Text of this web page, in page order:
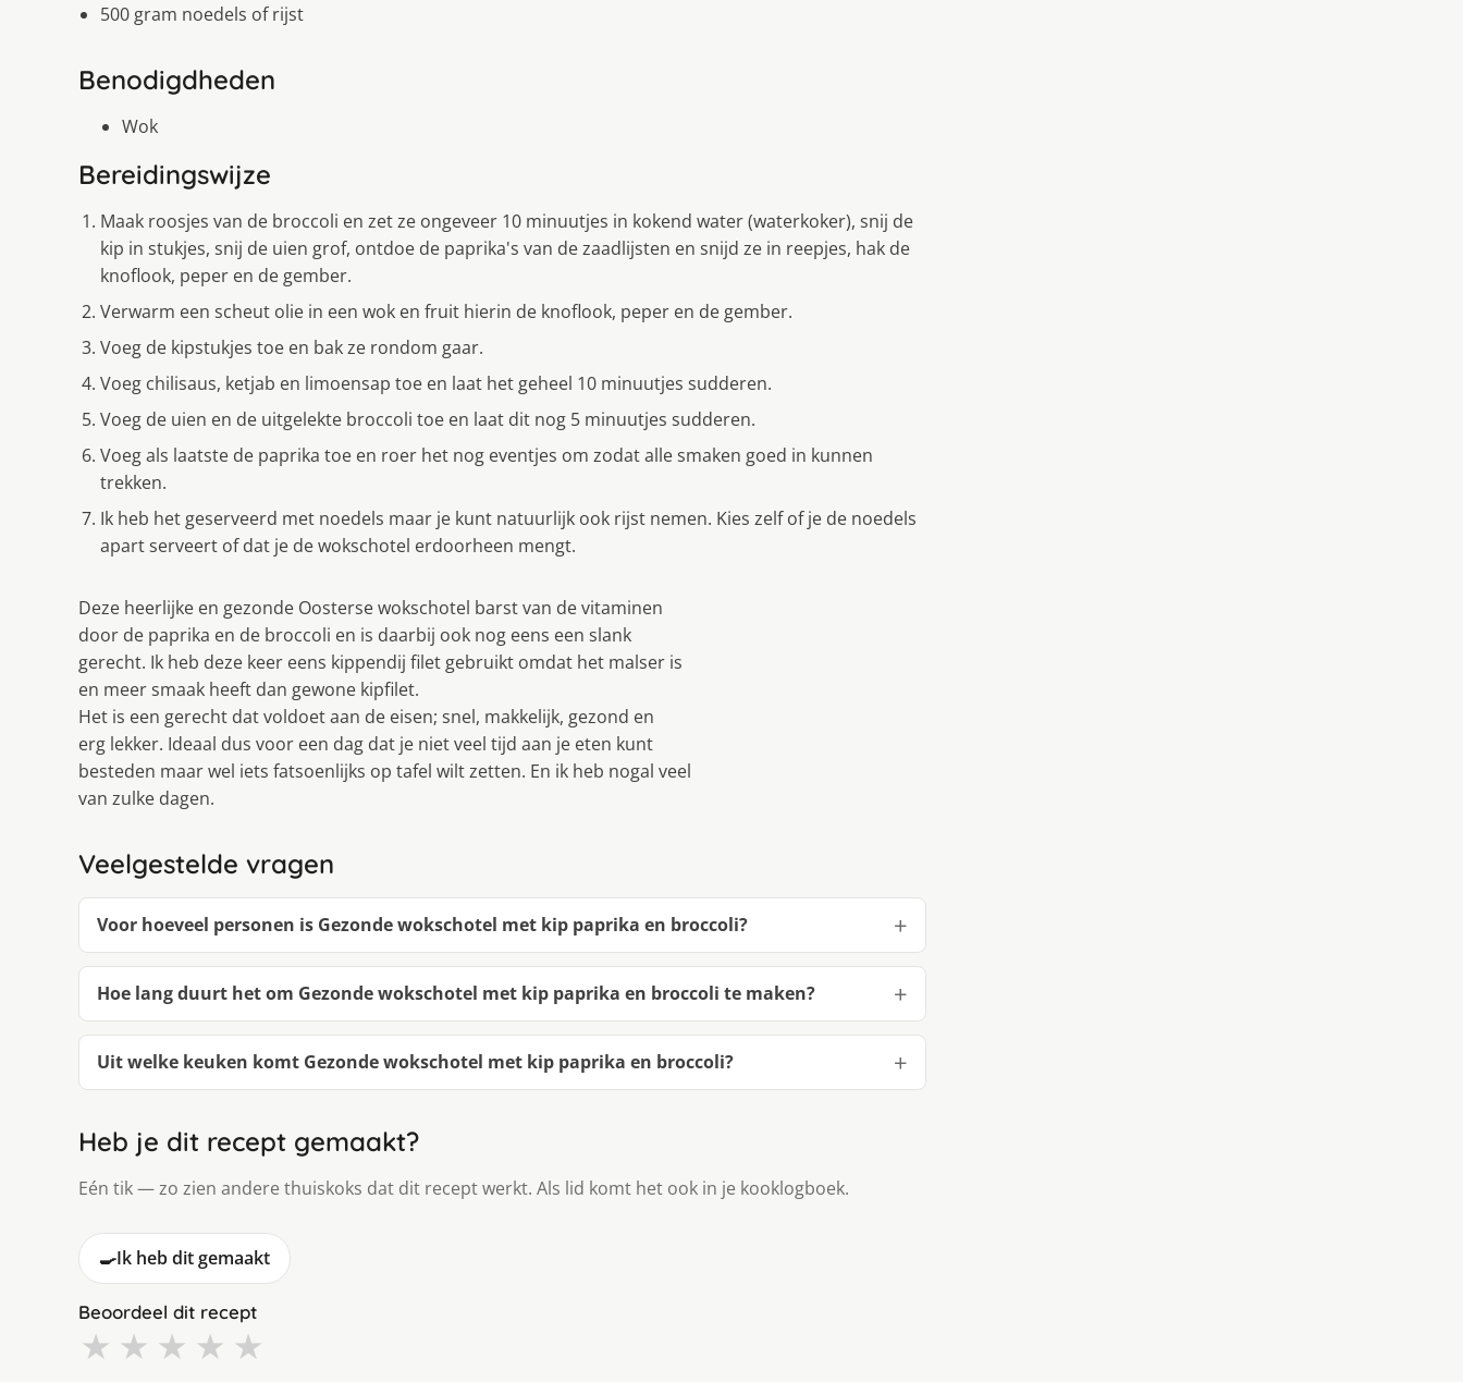
500 gram noedels of rijst
Benodigdheden
Wok
Bereidingswijze
Maak roosjes van de broccoli en zet ze ongeveer 10 minuutjes in kokend water (waterkoker), snij de
kip in stukjes, snij de uien grof, ontdoe de paprika's van de zaadlijsten en snijd ze in reepjes, hak de
knoflook, peper en de gember.
Verwarm een scheut olie in een wok en fruit hierin de knoflook, peper en de gember.
Voeg de kipstukjes toe en bak ze rondom gaar.
Voeg chilisaus, ketjab en limoensap toe en laat het geheel 10 minuutjes sudderen.
Voeg de uien en de uitgelekte broccoli toe en laat dit nog 5 minuutjes sudderen.
Voeg als laatste de paprika toe en roer het nog eventjes om zodat alle smaken goed in kunnen
trekken.
Ik heb het geserveerd met noedels maar je kunt natuurlijk ook rijst nemen. Kies zelf of je de noedels
apart serveert of dat je de wokschotel erdoorheen mengt.
Deze heerlijke en gezonde Oosterse wokschotel barst van de vitaminen
door de paprika en de broccoli en is daarbij ook nog eens een slank
gerecht. Ik heb deze keer eens kippendij filet gebruikt omdat het malser is
en meer smaak heeft dan gewone kipfilet.
Het is een gerecht dat voldoet aan de eisen; snel, makkelijk, gezond en
erg lekker. Ideaal dus voor een dag dat je niet veel tijd aan je eten kunt
besteden maar wel iets fatsoenlijks op tafel wilt zetten. En ik heb nogal veel
van zulke dagen.
Veelgestelde vragen
Voor hoeveel personen is Gezonde wokschotel met kip paprika en broccoli?
Hoe lang duurt het om Gezonde wokschotel met kip paprika en broccoli te maken?
Uit welke keuken komt Gezonde wokschotel met kip paprika en broccoli?
Heb je dit recept gemaakt?
Eén tik — zo zien andere thuiskoks dat dit recept werkt. Als lid komt het ook in je kooklogboek.
🍳Ik heb dit gemaakt
Beoordeel dit recept
★ ★ ★ ★ ★